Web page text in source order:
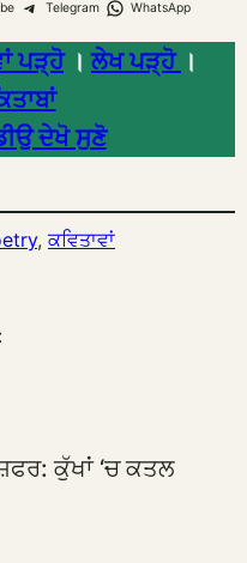
Telegram WhatsApp
ਪੜ੍ਹੋ।ਲੇਖ ਪੜ੍ਹੋ ।
ਦੇਖੋ ਸੁਣੋ
, ਕਵਿਤਾਵਾਂ
ਕੁੱਖਾਂ ‘ਚ ਕਤਲ